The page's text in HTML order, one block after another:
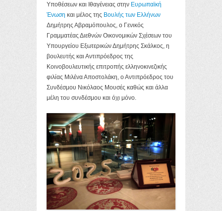
Υποθέσεων και Ιθαγένειας στην Ευρωπαϊκή
Ένωση και μέλος της Βουλής των Ελλήνων
Δημήτρης Αβραμόπουλος, ο Γενικός
Γραμματέας Διεθνών Οικονομικών Σχέσεων του
Υπουργείου Εξωτερικών Δημήτρης Σκάλκος, η
βουλευτής και Αντιπρόεδρος της
Κοινοβουλευτικής επιτροπής ελληνοκινεζικής
φιλίας Μιλένα Αποστολάκη, ο Αντιπρόεδρος του
Συνδέσμου Νικόλαος Μουσές καθώς και άλλα
μέλη του συνδέσμου και όχι μόνο.